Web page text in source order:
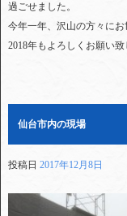
過ごせました。
今年一年、沢山の方々にお
2018年もよろしくお願い致
仙台市内の現場
投稿日 2017年12月8日